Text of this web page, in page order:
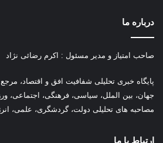
درباره ما
صاحب امتیاز و مدیر مسئول : اکرم رضائی نژاد
پایگاه خبری تحلیلی شفافیت افق و اقتصاد، مرجع
جهان، بین الملل، سیاسی، فرهنگی، اجتماعی،
مصاحبه های تحلیلی دولت، گردشگری، علمی،
ارتباط با ما